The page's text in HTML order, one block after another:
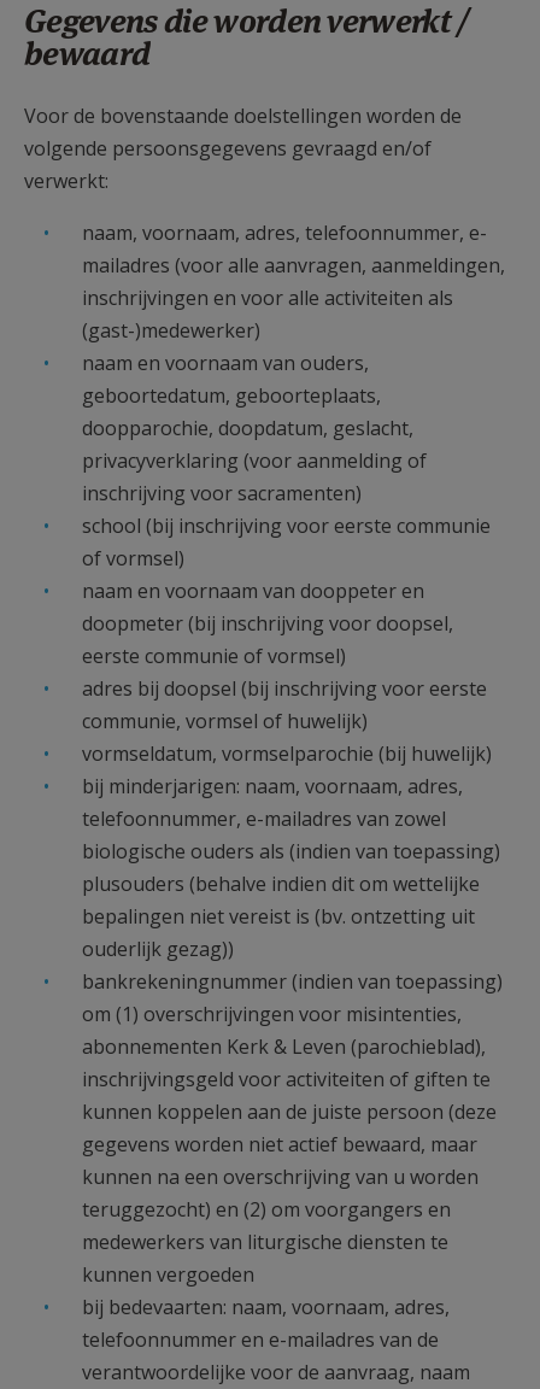
Gegevens die worden verwerkt /
bewaard
Voor de bovenstaande doelstellingen worden de
volgende persoonsgegevens gevraagd en/of
verwerkt:
naam, voornaam, adres, telefoonnummer, e-
mailadres (voor alle aanvragen, aanmeldingen,
inschrijvingen en voor alle activiteiten als
(gast-)medewerker)
naam en voornaam van ouders,
geboortedatum, geboorteplaats,
doopparochie, doopdatum, geslacht,
privacyverklaring (voor aanmelding of
inschrijving voor sacramenten)
school (bij inschrijving voor eerste communie
of vormsel)
naam en voornaam van dooppeter en
doopmeter (bij inschrijving voor doopsel,
eerste communie of vormsel)
adres bij doopsel (bij inschrijving voor eerste
communie, vormsel of huwelijk)
vormseldatum, vormselparochie (bij huwelijk)
bij minderjarigen: naam, voornaam, adres,
telefoonnummer, e-mailadres van zowel
biologische ouders als (indien van toepassing)
plusouders (behalve indien dit om wettelijke
bepalingen niet vereist is (bv. ontzetting uit
ouderlijk gezag))
bankrekeningnummer (indien van toepassing)
om (1) overschrijvingen voor misintenties,
abonnementen Kerk & Leven (parochieblad),
inschrijvingsgeld voor activiteiten of giften te
kunnen koppelen aan de juiste persoon (deze
gegevens worden niet actief bewaard, maar
kunnen na een overschrijving van u worden
teruggezocht) en (2) om voorgangers en
medewerkers van liturgische diensten te
kunnen vergoeden
bij bedevaarten: naam, voornaam, adres,
telefoonnummer en e-mailadres van de
verantwoordelijke voor de aanvraag, naam